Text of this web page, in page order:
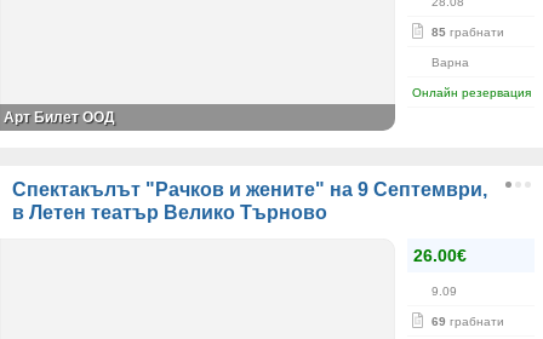
85 грабнати
Варна
Онлайн резервация
Арт Билет ООД
Спектакълът "Рачков и жените" на 9 Септември,
в Летен театър Велико Търново
26.00€
9.09
69 грабнати